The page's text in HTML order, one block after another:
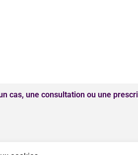
cas, une consultation ou une